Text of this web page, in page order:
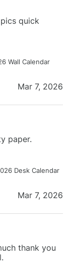
quick
Wall Calendar
Mar 7, 2026
paper.
Desk Calendar
Mar 7, 2026
thank you